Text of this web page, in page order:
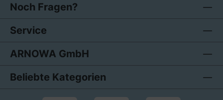
Noch Fragen?
Service
ARNOWA GmbH
Beliebte Kategorien